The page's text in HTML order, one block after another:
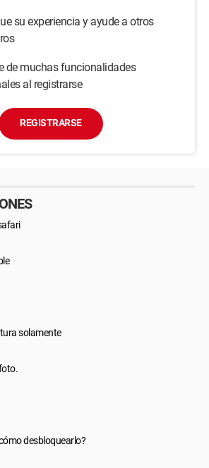
su experiencia y ayude a otros
de muchas funcionalidades
al registrarse
REGISTRARSE
solamente
desbloquearlo?